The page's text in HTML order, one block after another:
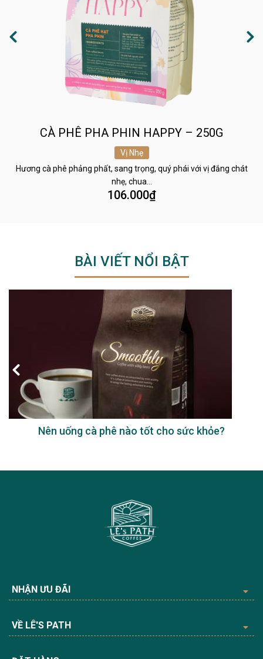
CÀ PHÊ PHA PHIN HAPPY – 250G
Vị Nhẹ
Hương cà phê phảng phất, sang trọng, quý phái với vị đắng chát
nhẹ, chua…
106.000₫
BÀI VIẾT NỔI BẬT
Nên uống cà phê nào tốt cho sức khỏe?
NHẬN ƯU ĐÃI
VỀ LÊ'S PATH